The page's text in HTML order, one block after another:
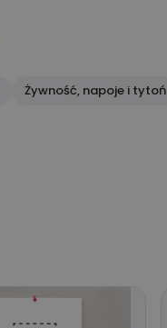
Żywność, napoje i tytoń